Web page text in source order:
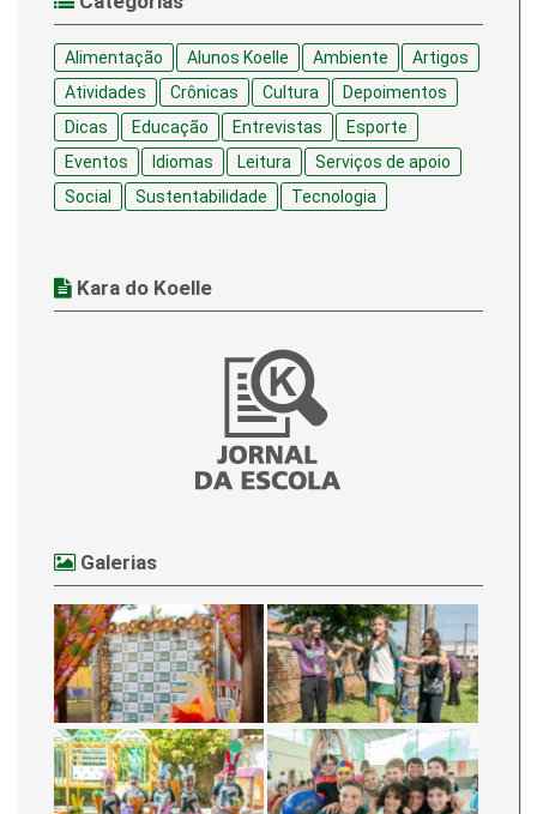
Alimentação Alunos Koelle Ambiente
Artigos
Atividades
Crônicas Cultura
Depoimentos
Dicas
Educação Entrevistas
Esporte
Eventos
Idiomas Leitura
Serviços de apoio
Social
Sustentabilidade Tecnologia
Kara do Koelle
Galerias